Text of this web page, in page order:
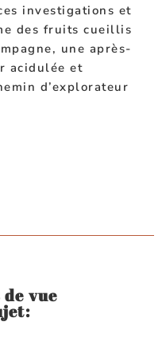
investigations et
des fruits cueillis
une après-
acidulée et
d’explorateur
vue